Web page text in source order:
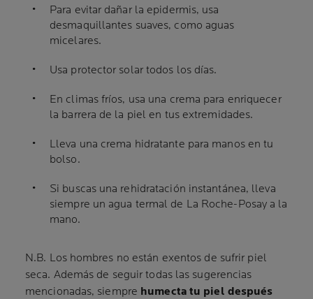
Para evitar dañar la epidermis, usa
desmaquillantes suaves, como aguas
micelares.
Usa protector solar todos los días.
En climas fríos, usa una crema para enriquecer
la barrera de la piel en tus extremidades.
Lleva una crema hidratante para manos en tu
bolso.
Si buscas una rehidratación instantánea, lleva
siempre un agua termal de La Roche-Posay a la
mano.
N.B. Los hombres no están exentos de sufrir piel
seca. Además de seguir todas las sugerencias
mencionadas, siempre humecta tu piel después